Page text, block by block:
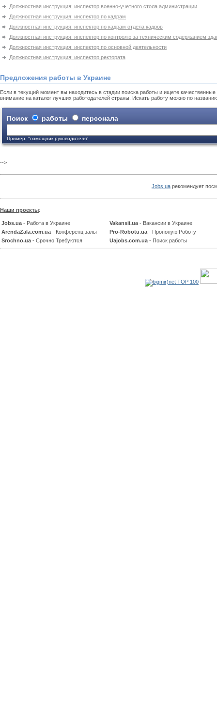
Должностная инструкция: инспектор военно-учетного стола администрации
Должностная инструкция: инспектор по кадрам
Должностная инструкция: инспектор по кадрам отдела кадров
Должностная инструкция: инспектор по контролю за техническим содержанием
Должностная инструкция: инспектор по основной деятельности
Должностная инструкция: инспектор ректората
Предложения работы в Украине
Если в текущий момент вы находитесь в стадии поиска работы и ищете
внимание на каталог лучших работодателей страны. Искать работу можно по
Поиск работы персонала
Пример: "помощник руководителя"
-->
Jobs.ua рекомендует
Наши проекты:
Jobs.ua - Работа в Украине Vakansii.ua - Вакансии в Украине
ArendaZala.com.ua - Конференц залы Pro-Robotu.ua - Пропоную Роботу
Srochno.ua - Срочно Требуются Uajobs.com.ua - Поиск работы